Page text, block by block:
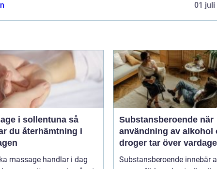
01 juli
i sollentuna så
du återhämtning i
massage handlar i dag
Substansberoende när
användning av alkohol
droger tar över
Substansberoende innebär